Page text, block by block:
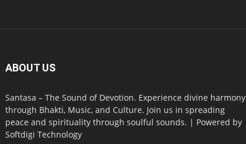
ABOUT US
Santasa – The Sound of Devotion. Experience divine harmony
through Bhakti, Music, and Culture. Join us in spreading
peace and spirituality through soulful sounds. | Powered by
Softdigi Technology